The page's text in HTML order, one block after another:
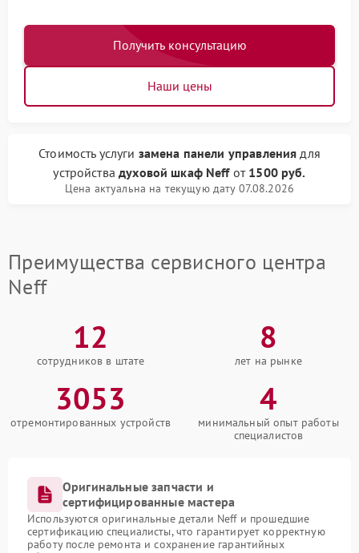
Получить консультацию
Наши цены
Стоимость услуги замена панели управления для
устройствадуховой шкаф Neffот 1500 руб.
Цена актуальна на текущую дату 07.08.2026
Преимущества сервисного центра
Neff
12
сотрудников в штате
8
лет на рынке
3053
отремонтированных устройств
4
минимальный опыт работы
специалистов
Оригинальные запчасти и
сертифицированные мастера
Используются оригинальные детали Neff и прошедшие
сертификацию специалисты, что гарантирует корректную
работу после ремонта и сохранение гарантийных